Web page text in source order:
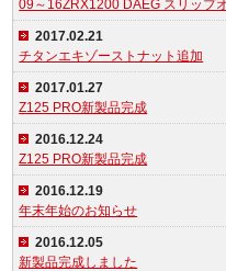
09～16ZRX1200 DAEG スリップ
2017.02.21
チタンエキゾーストナット追加
2017.01.27
Z125 PRO新製品完成
2016.12.24
Z125 PRO新製品完成
2016.12.19
年末年始のお知らせ
2016.12.05
新製品完成しました